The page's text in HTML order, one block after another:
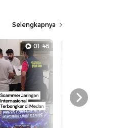
Selengkapnya
01:46
Next